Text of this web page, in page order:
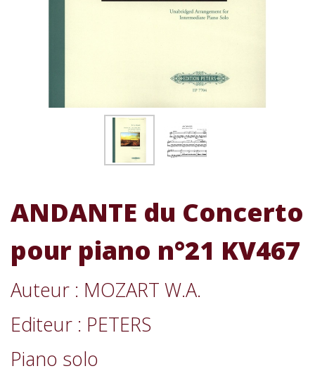
ANDANTE du Concerto
pour piano n°21 KV467
Auteur : MOZART W.A.
Editeur : PETERS
Piano solo